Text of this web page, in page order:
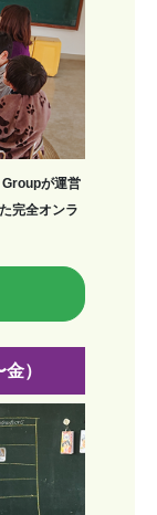
が運営
完全オンラ
）